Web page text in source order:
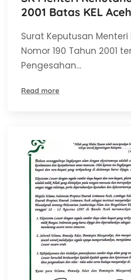
2001 Batas KEL Aceh
Surat Keputusan
Nomor 190 Tahun 2001
Pengesahan…
Read more